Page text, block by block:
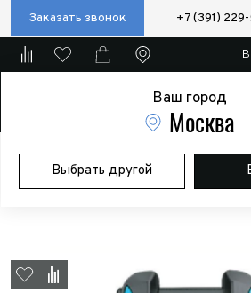
Заказать звонок +7 (391)
Ваш город
Москва
Выбрать другой
Главная Магазин Дополнительное
Полезные мелочи
Шакл для буксировки
DOMINATOR Lord's Buckle, голубой